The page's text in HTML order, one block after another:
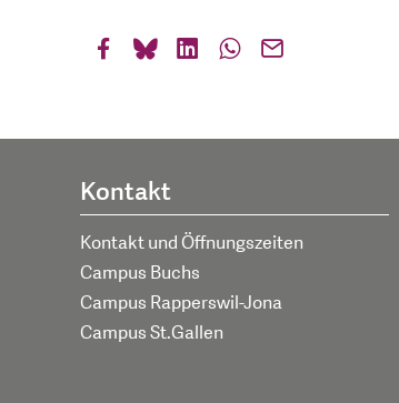
Kontakt
Kontakt und Öffnungszeiten
Campus Buchs
Campus Rapperswil-Jona
Campus St.Gallen